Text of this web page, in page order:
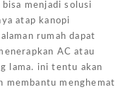
menjadi solusi
atap kanopi
rumah dapat
AC atau
lama. ini tentu akan
membantu menghemat